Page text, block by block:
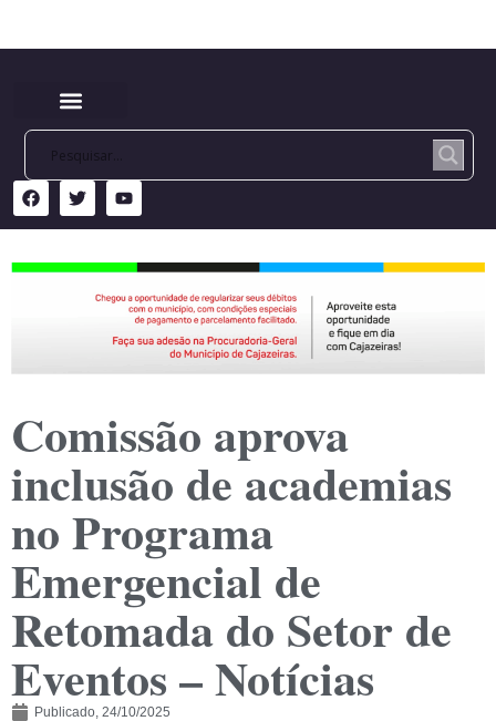
Comissão aprova
inclusão de academias
no Programa
Emergencial de
Retomada do Setor de
Eventos – Notícias
Publicado, 24/10/2025